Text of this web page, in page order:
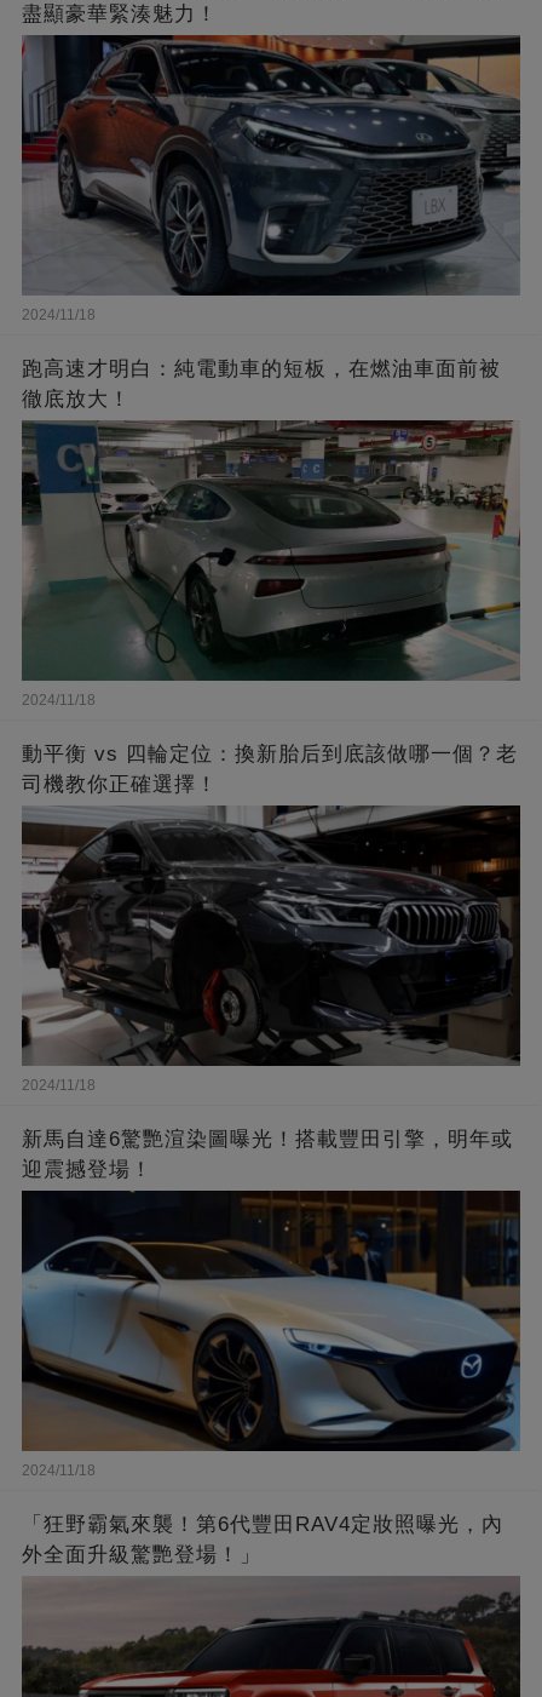
盡顯豪華緊湊魅力！
2024/11/18
跑高速才明白：純電動車的短板，在燃油車面前被
徹底放大！
2024/11/18
動平衡 vs 四輪定位：換新胎后到底該做哪一個？老
司機教你正確選擇！
2024/11/18
新馬自達6驚艷渲染圖曝光！搭載豐田引擎，明年或
迎震撼登場！
2024/11/18
「狂野霸氣來襲！第6代豐田RAV4定妝照曝光，內
外全面升級驚艷登場！」